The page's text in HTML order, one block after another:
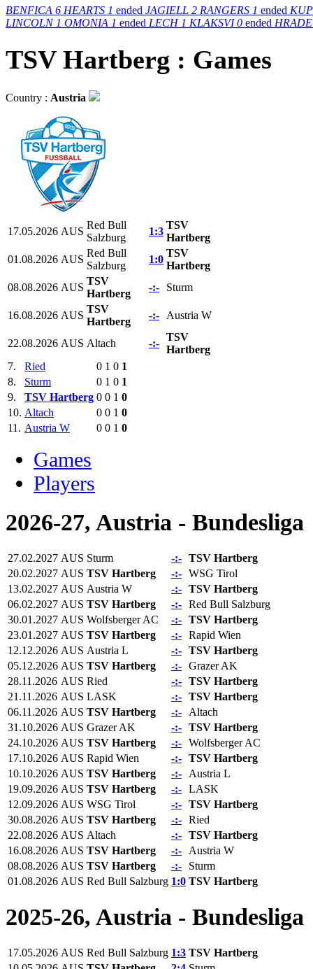
BENFICA 6 HEARTS 1 ended JAGIELL 2 RANGERS 1 ended
LINCOLN 1 OMONIA 1 ended LECH 1 KLAKSVI 0 ended
TSV Hartberg : Games
Country : Austria
17.05.2026 AUS
Red Bull
Salzburg
1:3
TSV
Hartberg
01.08.2026 AUS
Red Bull
Salzburg
1:0
TSV
Hartberg
08.08.2026 AUS
TSV
Hartberg
-:- Sturm
16.08.2026 AUS
TSV
Hartberg
-:- Austria W
22.08.2026 AUS Altach -:-
TSV
Hartberg
7.
Ried 0 1 0 1
8.
Sturm 0 1 0 1
9.
TSV Hartberg 0 0 1 0
10. Altach 0 0 1 0
11. Austria W 0 0 1 0
Games
Players
2026-27, Austria - Bundesliga
27.02.2027 AUS Sturm -:- TSV Hartberg
20.02.2027 AUS TSV Hartberg -:- WSG Tirol
13.02.2027 AUS Austria W -:- TSV Hartberg
06.02.2027 AUS TSV Hartberg -:- Red Bull Salzburg
30.01.2027 AUS Wolfsberger AC -:- TSV Hartberg
23.01.2027 AUS TSV Hartberg -:- Rapid Wien
12.12.2026 AUS Austria L -:- TSV Hartberg
05.12.2026 AUS TSV Hartberg -:- Grazer AK
28.11.2026 AUS Ried -:- TSV Hartberg
21.11.2026 AUS LASK -:- TSV Hartberg
06.11.2026 AUS TSV Hartberg -:-
Altach
31.10.2026 AUS Grazer AK -:- TSV Hartberg
24.10.2026 AUS TSV Hartberg -:- Wolfsberger AC
17.10.2026 AUS Rapid Wien -:- TSV Hartberg
10.10.2026 AUS TSV Hartberg -:-
Austria L
19.09.2026 AUS TSV Hartberg -:- LASK
12.09.2026 AUS WSG Tirol -:- TSV Hartberg
30.08.2026 AUS TSV Hartberg -:- Ried
22.08.2026 AUS Altach -:- TSV Hartberg
16.08.2026 AUS TSV Hartberg -:-
Austria W
08.08.2026 AUS TSV Hartberg -:-
Sturm
01.08.2026 AUS Red Bull Salzburg 1:0 TSV Hartberg
2025-26, Austria - Bundesliga
17.05.2026 AUS Red Bull Salzburg 1:3 TSV Hartberg